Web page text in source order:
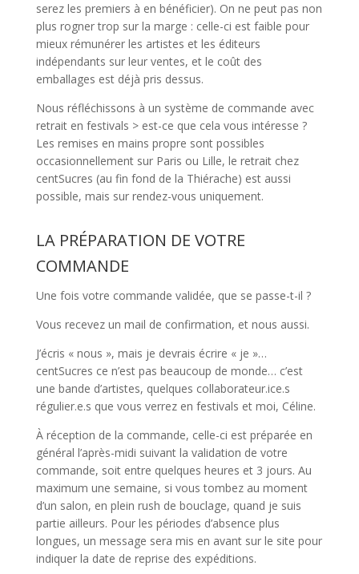
serez les premiers à en bénéficier). On ne peut pas non
plus rogner trop sur la marge : celle-ci est faible pour
mieux rémunérer les artistes et les éditeurs
indépendants sur leur ventes, et le coût des
emballages est déjà pris dessus.
Nous réfléchissons à un système de commande avec
retrait en festivals > est-ce que cela vous intéresse ?
Les remises en mains propre sont possibles
occasionnellement sur Paris ou Lille, le retrait chez
centSucres (au fin fond de la Thiérache) est aussi
possible, mais sur rendez-vous uniquement.
LA PRÉPARATION DE VOTRE
COMMANDE
Une fois votre commande validée, que se passe-t-il ?
Vous recevez un mail de confirmation, et nous aussi.
J’écris « nous », mais je devrais écrire « je »…
centSucres ce n’est pas beaucoup de monde… c’est
une bande d’artistes, quelques collaborateur.ice.s
régulier.e.s que vous verrez en festivals et moi, Céline.
À réception de la commande, celle-ci est préparée en
général l’après-midi suivant la validation de votre
commande, soit entre quelques heures et 3 jours. Au
maximum une semaine, si vous tombez au moment
d’un salon, en plein rush de bouclage, quand je suis
partie ailleurs. Pour les périodes d’absence plus
longues, un message sera mis en avant sur le site pour
indiquer la date de reprise des expéditions.